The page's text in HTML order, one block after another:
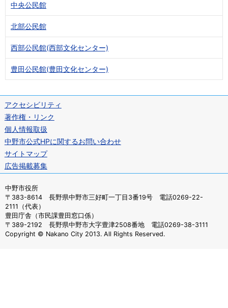
中央公民館
北部公民館
西部公民館(西部文化センター)
豊田公民館(豊田文化センター)
アクセシビリティ
著作権・リンク
個人情報取扱
中野市公式HPに関するお問い合わせ
サイトマップ
広告掲載募集
中野市役所
〒383-8614 長野県中野市三好町一丁目3番19号 電話0269-22-
2111（代表）
豊田庁舎（市民課豊田窓口係）
〒389-2192 長野県中野市大字豊津2508番地 電話0269-38-3111
Copyright © Nakano City 2013. All Rights Reserved.